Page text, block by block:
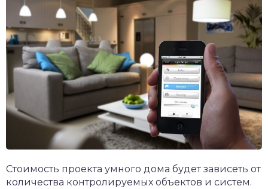
Стоимость проекта умного дома будет зависеть от
количества контролируемых объектов и систем.